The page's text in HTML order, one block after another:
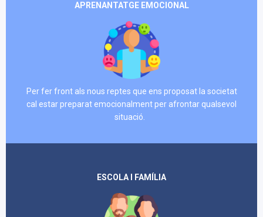
APRENANTATGE EMOCIONAL
Per fer front als nous reptes que ens proposat la societat
cal estar preparat emocionalment per afrontar qualsevol
situació.
ESCOLA I FAMÍLIA